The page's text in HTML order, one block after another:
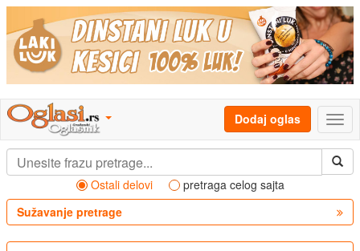
Dodaj oglas
Ostali delovi
pretraga celog sajta
Sužavanje pretrage